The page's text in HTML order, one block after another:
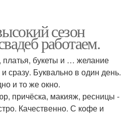
сезон
работаем.
букеты и … желание
сразу. Буквально в один день.
и то же окно.
причёска, макияж, ресницы -
Качественно. С кофе и